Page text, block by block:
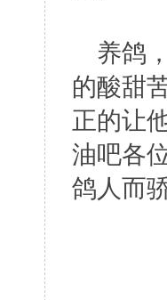
养鸽
的酸甜
正的让
油吧各
鸽人而